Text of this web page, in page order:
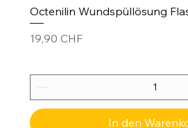
Octenilin Wundspüllösung
Preis
19,90 CHF
In den